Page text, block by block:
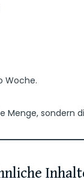
Woche.
Menge, sondern